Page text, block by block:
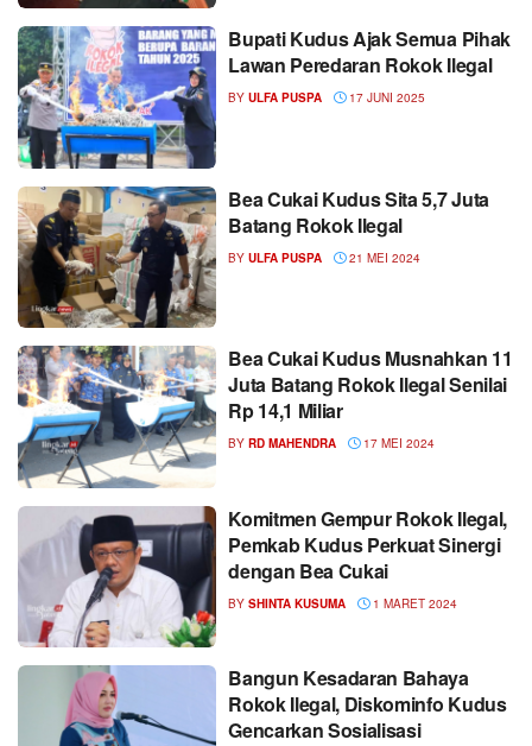
Bupati Kudus Ajak Semua Pihak
Lawan Peredaran Rokok Ilegal
BY ULFA PUSPA 17 JUNI 2025
Bea Cukai Kudus Sita 5,7 Juta
Batang Rokok Ilegal
BY ULFA PUSPA 21 MEI 2024
Bea Cukai Kudus Musnahkan 11
Juta Batang Rokok Ilegal Senilai
Rp 14,1 Miliar
BY RD MAHENDRA 17 MEI 2024
Komitmen Gempur Rokok Ilegal,
Pemkab Kudus Perkuat Sinergi
dengan Bea Cukai
BY SHINTA KUSUMA 1 MARET 2024
Bangun Kesadaran Bahaya
Rokok Ilegal, Diskominfo Kudus
Gencarkan Sosialisasi